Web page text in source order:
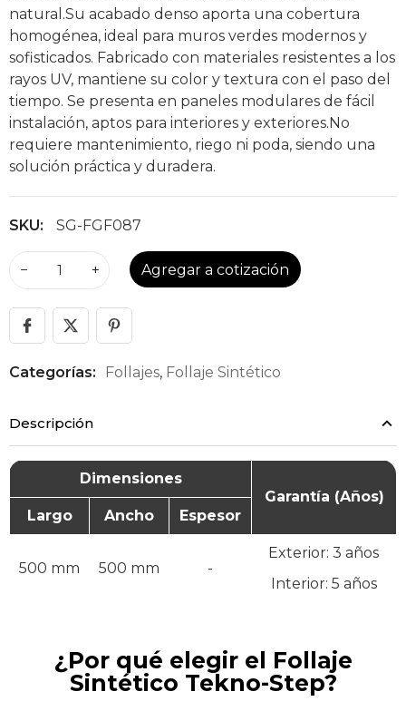
natural.Su acabado denso aporta una cobertura
homogénea, ideal para muros verdes modernos y
sofisticados. Fabricado con materiales resistentes a los
rayos UV, mantiene su color y textura con el paso del
tiempo. Se presenta en paneles modulares de fácil
instalación, aptos para interiores y exteriores.No
requiere mantenimiento, riego ni poda, siendo una
solución práctica y duradera.
SKU: SG-FGF087
− + Agregar a cotización
Categorías: Follajes, Follaje Sintético
Descripción
Dimensiones
Garantía (Años)
Largo
Ancho Espesor
500 mm 500 mm -
Exterior: 3 años
Interior: 5 años
¿Por qué elegir el Follaje
Sintético Tekno-Step?